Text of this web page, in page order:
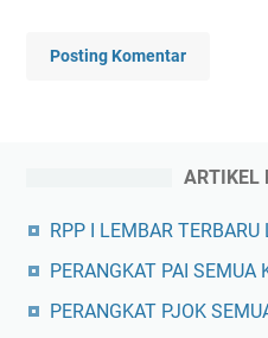
Posting Komentar
ARTIKEL
RPP I LEMBAR TERBARU
PERANGKAT PAI SEMUA
PERANGKAT PJOK